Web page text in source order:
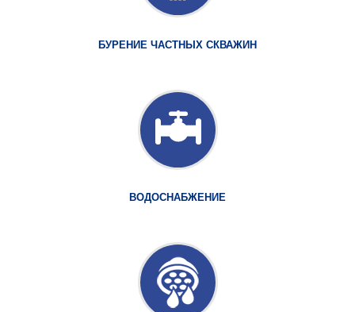
БУРЕНИЕ ЧАСТНЫХ СКВАЖИН
ВОДОСНАБЖЕНИЕ